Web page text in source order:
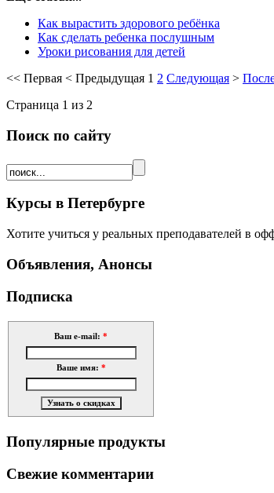
Как вырастить здорового ребёнка
Как сделать ребенка послушным
Уроки рисования для детей
<< Первая < Предыдущая 1 2 Следующая >
Страница 1 из 2
Поиск по сайту
Курсы в Петербурге
Хотите учиться у реальных преподавателей в
Объявления, Анонсы
Подписка
Ваш e-mail: *
Ваше имя: *
Популярные продукты
Свежие комментарии